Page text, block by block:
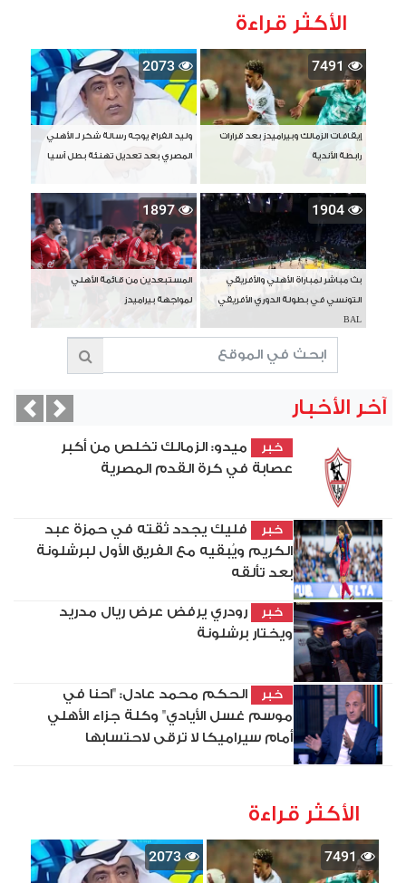
الأكثر قراءة
7491
إيقافات الزمالك وبيراميدز بعد قرارات
رابطة الأندية
2073
وليد الفراج يوجه رسالة شكر لـ الأهلي
المصري بعد تعديل تهنئة بطل آسيا
1904
بث مباشر لمباراة الأهلي والأفريقي
التونسي في بطولة الدوري الأفريقي
BAL
1897
المستبعدين من قائمة الأهلي
لمواجهة بيراميدز
آخر الأخبار
خبر
ميدو: الزمالك تخلص من أكبر
عصابة في كرة القدم المصرية
خبر
فليك يجدد ثقته في حمزة عبد
الكريم ويُبقيه مع الفريق الأول لبرشلونة
بعد تألقه
خبر
رودري يرفض عرض ريال مدريد
ويختار برشلونة
خبر
الحكم محمد عادل: "احنا في
موسم غسل الأيادي" وكلة جزاء الأهلي
أمام سيراميكا لا ترقى لاحتسابها
Next
الأكثر قراءة
7491
2073